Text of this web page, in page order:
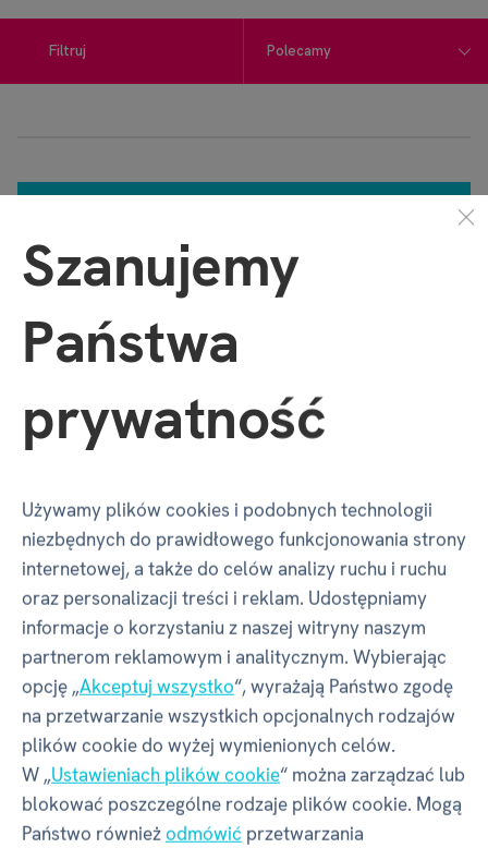
Filtruj
Bezpłatny transport,
powyżej 250 zł
najczęściej w następny dzień roboczy
Dostawa 4 dni robocze
kupujesz bezpośrednio od producenta
14 dni na zwrot towaru,
bez zbędnych komplikacji
Szanujemy
Państwa
prywatność
Używamy plików cookies i podobnych technologii
niezbędnych do prawidłowego funkcjonowania strony
internetowej, a także do celów analizy ruchu i ruchu
oraz personalizacji treści i reklam. Udostępniamy
informacje o korzystaniu z naszej witryny naszym
partnerom reklamowym i analitycznym. Wybierając
opcję „Akceptuj wszystko“, wyrażają Państwo zgodę
na przetwarzanie wszystkich opcjonalnych rodzajów
plików cookie do wyżej wymienionych celów.
W „Ustawieniach plików cookie“ można zarządzać lub
blokować poszczególne rodzaje plików cookie. Mogą
Państwo równieżodmówić przetwarzania